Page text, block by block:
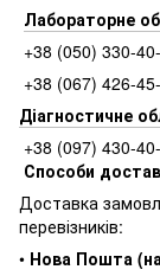
Лабораторне
+38 (050) 330-
+38 (067) 426-
Діагностичне
+38 (097) 430-
Способи
Доставка
перевізників:
• Нова Пошта